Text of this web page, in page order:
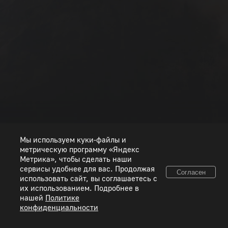
© 2026 ООО «Пиксель Шквал». Все товарные знаки и исключительные права
принадлежат соответствующим правообладателям.
Правовая информация
Мы используем куки-файлы и
метрическую программу «Яндекс
Метрика», чтобы сделать наши
сервисы удобнее для вас. Продолжая
использовать сайт, вы соглашаетесь с
их использованием. Подробнее в
нашей Политике
конфиденциальности
Согласен